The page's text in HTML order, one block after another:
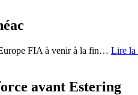
FIA à venir à la fin… Lire la
avant Estering